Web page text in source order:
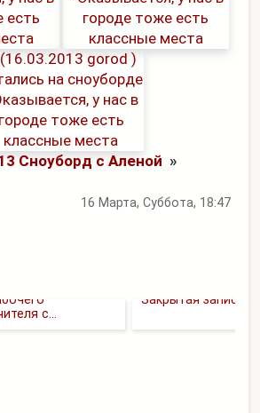
Сноуборд с Аленой »
16 Марта, Суббота, 18:47
с...
Закрытая запись